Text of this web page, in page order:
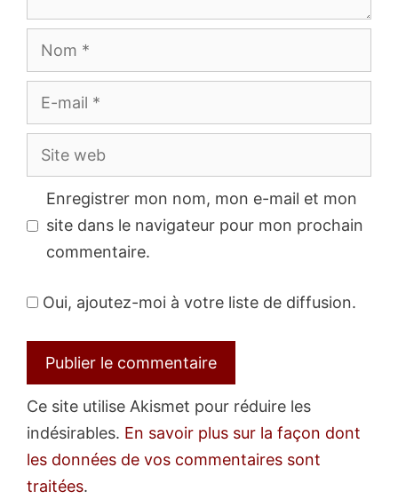
Nom
E-
mail
Site
web
Enregistrer mon nom, mon e-mail et mon
site dans le navigateur pour mon prochain
commentaire.
Oui, ajoutez-moi à votre liste de diffusion.
Ce site utilise Akismet pour réduire les
indésirables. En savoir plus sur la façon dont
les données de vos commentaires sont
traitées.